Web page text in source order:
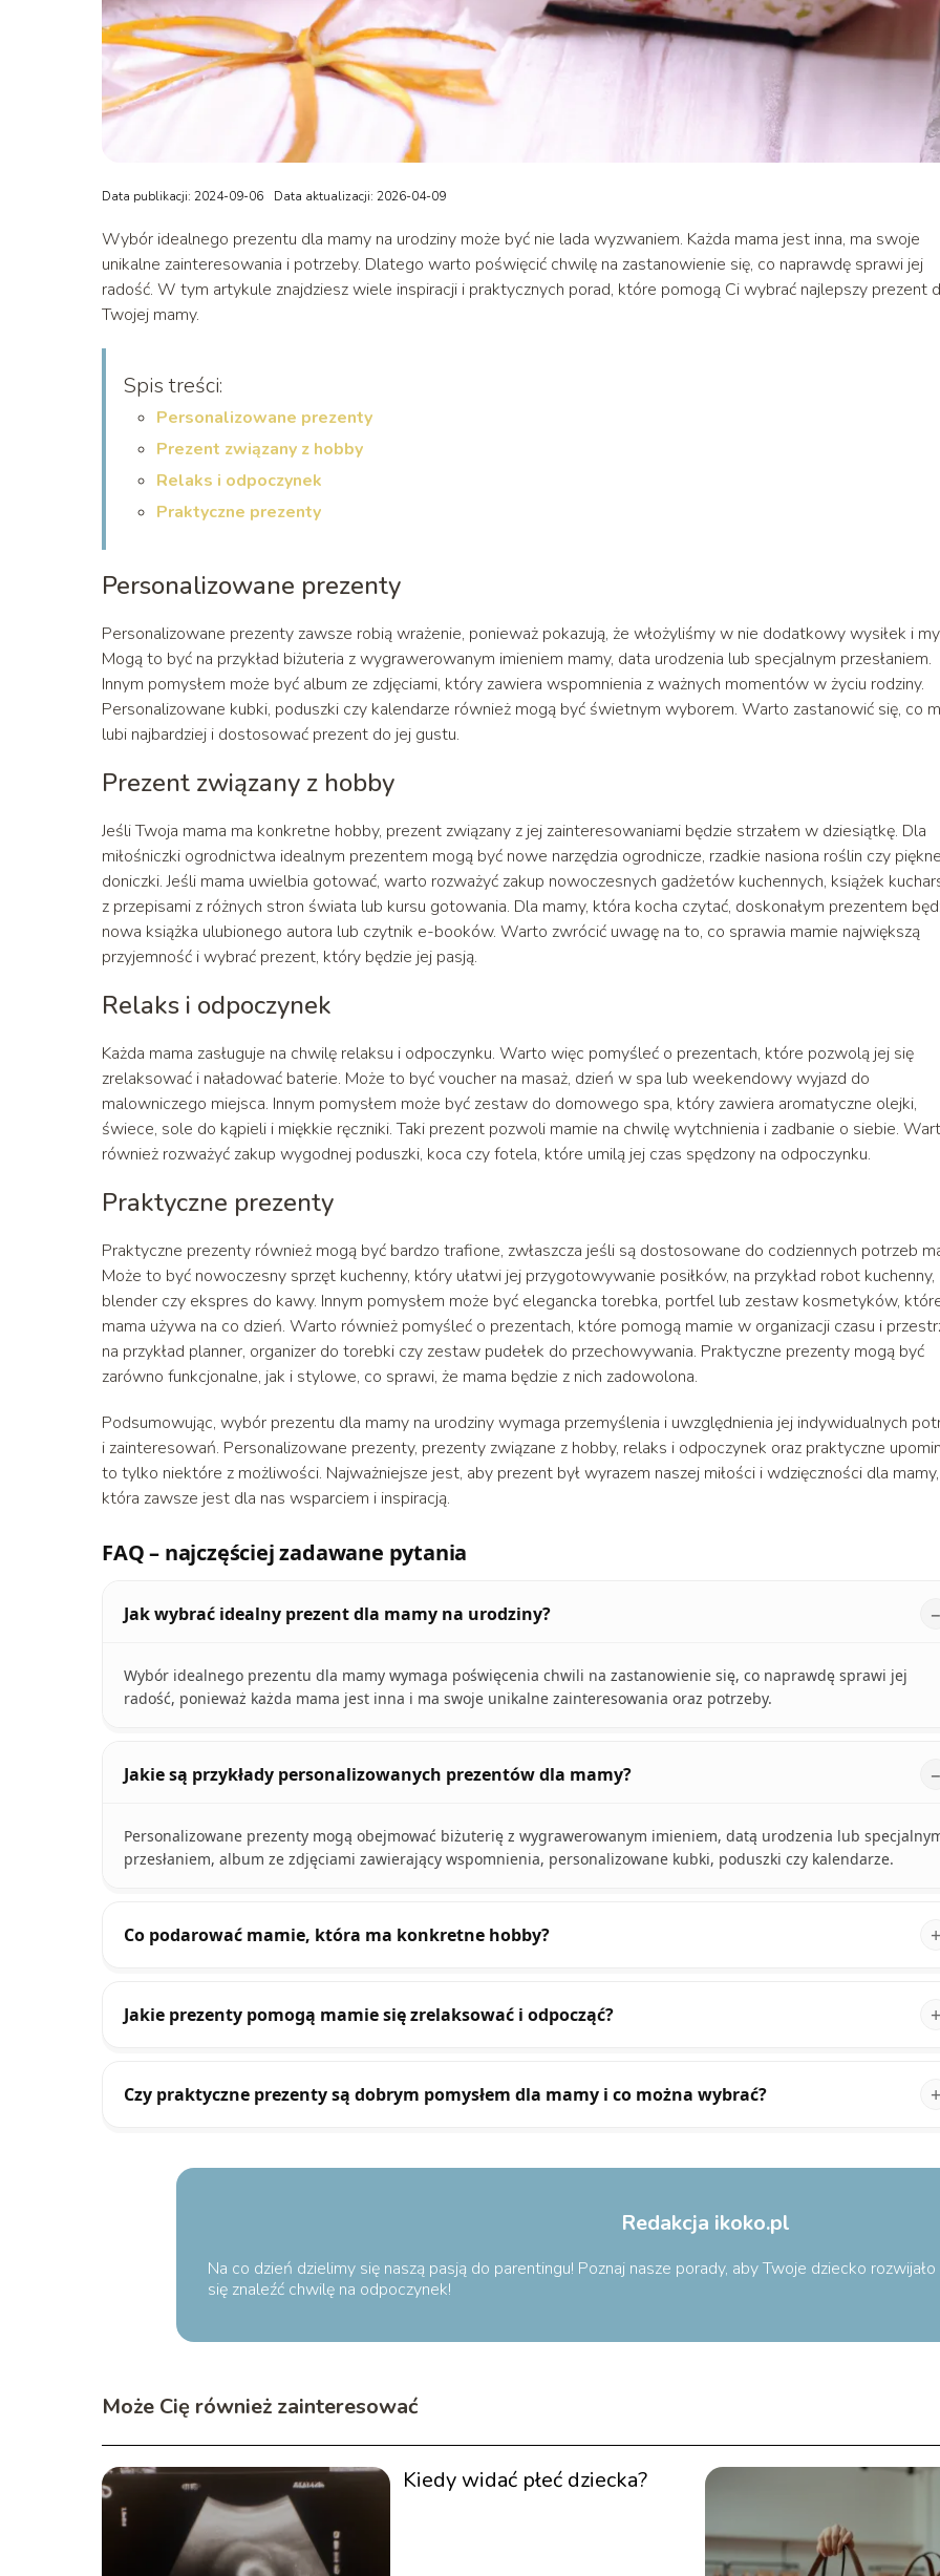
Data publikacji: 2024-09-06 Data aktualizacji: 2026-04-09
Wybór idealnego prezentu dla mamy na urodziny może być nie lada wyzwaniem. Każda mama jest inna, ma swoje
unikalne zainteresowania i potrzeby. Dlatego warto poświęcić chwilę na zastanowienie się, co naprawdę sprawi jej
radość. W tym artykule znajdziesz wiele inspiracji i praktycznych porad, które pomogą Ci wybrać najlepszy prezent
Twojej mamy.
Spis treści:
Personalizowane prezenty
Prezent związany z hobby
Relaks i odpoczynek
Praktyczne prezenty
Personalizowane prezenty
Personalizowane prezenty zawsze robią wrażenie, ponieważ pokazują, że włożyliśmy w nie dodatkowy wysiłek i
Mogą to być na przykład biżuteria z wygrawerowanym imieniem mamy, data urodzenia lub specjalnym przesłaniem.
Innym pomysłem może być album ze zdjęciami, który zawiera wspomnienia z ważnych momentów w życiu rodziny.
Personalizowane kubki, poduszki czy kalendarze również mogą być świetnym wyborem. Warto zastanowić się, co
lubi najbardziej i dostosować prezent do jej gustu.
Prezent związany z hobby
Jeśli Twoja mama ma konkretne hobby, prezent związany z jej zainteresowaniami będzie strzałem w dziesiątkę. Dla
miłośniczki ogrodnictwa idealnym prezentem mogą być nowe narzędzia ogrodnicze, rzadkie nasiona roślin czy
doniczki. Jeśli mama uwielbia gotować, warto rozważyć zakup nowoczesnych gadżetów kuchennych, książek
z przepisami z różnych stron świata lub kursu gotowania. Dla mamy, która kocha czytać, doskonałym prezentem
nowa książka ulubionego autora lub czytnik e-booków. Warto zwrócić uwagę na to, co sprawia mamie największą
przyjemność i wybrać prezent, który będzie jej pasją.
Relaks i odpoczynek
Każda mama zasługuje na chwilę relaksu i odpoczynku. Warto więc pomyśleć o prezentach, które pozwolą jej się
zrelaksować i naładować baterie. Może to być voucher na masaż, dzień w spa lub weekendowy wyjazd do
malowniczego miejsca. Innym pomysłem może być zestaw do domowego spa, który zawiera aromatyczne olejki,
świece, sole do kąpieli i miękkie ręczniki. Taki prezent pozwoli mamie na chwilę wytchnienia i zadbanie o siebie.
również rozważyć zakup wygodnej poduszki, koca czy fotela, które umilą jej czas spędzony na odpoczynku.
Praktyczne prezenty
Praktyczne prezenty również mogą być bardzo trafione, zwłaszcza jeśli są dostosowane do codziennych potrzeb
Może to być nowoczesny sprzęt kuchenny, który ułatwi jej przygotowywanie posiłków, na przykład robot kuchenny,
blender czy ekspres do kawy. Innym pomysłem może być elegancka torebka, portfel lub zestaw kosmetyków,
mama używa na co dzień. Warto również pomyśleć o prezentach, które pomogą mamie w organizacji czasu i
na przykład planner, organizer do torebki czy zestaw pudełek do przechowywania. Praktyczne prezenty mogą być
zarówno funkcjonalne, jak i stylowe, co sprawi, że mama będzie z nich zadowolona.
Podsumowując, wybór prezentu dla mamy na urodziny wymaga przemyślenia i uwzględnienia jej indywidualnych
i zainteresowań. Personalizowane prezenty, prezenty związane z hobby, relaks i odpoczynek oraz praktyczne
to tylko niektóre z możliwości. Najważniejsze jest, aby prezent był wyrazem naszej miłości i wdzięczności dla mamy,
która zawsze jest dla nas wsparciem i inspiracją.
FAQ – najczęściej zadawane pytania
Jak wybrać idealny prezent dla mamy na urodziny?
Wybór idealnego prezentu dla mamy wymaga poświęcenia chwili na zastanowienie się, co naprawdę sprawi jej
radość, ponieważ każda mama jest inna i ma swoje unikalne zainteresowania oraz potrzeby.
Jakie są przykłady personalizowanych prezentów dla mamy?
Personalizowane prezenty mogą obejmować biżuterię z wygrawerowanym imieniem, datą urodzenia lub
przesłaniem, album ze zdjęciami zawierający wspomnienia, personalizowane kubki, poduszki czy kalendarze.
Co podarować mamie, która ma konkretne hobby?
Jakie prezenty pomogą mamie się zrelaksować i odpocząć?
Czy praktyczne prezenty są dobrym pomysłem dla mamy i co można wybrać?
Redakcja ikoko.pl
Na co dzień dzielimy się naszą pasją do parentingu! Poznaj nasze porady, aby Twoje dziecko
się znaleźć chwilę na odpoczynek!
Może Cię również zainteresować
Kiedy widać płeć dziecka?